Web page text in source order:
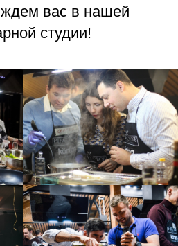
вас в нашей
студии!